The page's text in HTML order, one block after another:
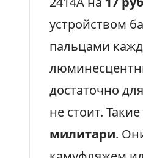
устройством
пальцами
достаточно
не стоит.
милитари.